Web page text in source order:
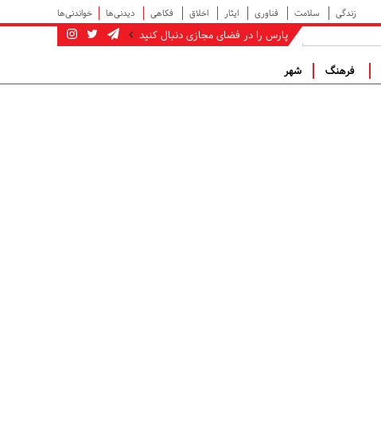
زندگی سلامت فناوری ایثار اخلاق فکاهی دیدنی‌ها خواندنی‌ها
پارس را در فضای مجازی دنبال کنید
فرهنگ شهر